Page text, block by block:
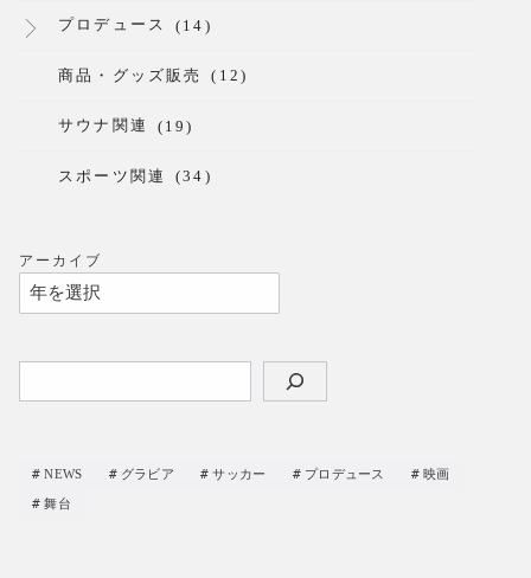
プロデュース (14)
商品・グッズ販売 (12)
サウナ関連 (19)
スポーツ関連 (34)
アーカイブ
NEWS グラビア サッカー プロデュース 映画
舞台